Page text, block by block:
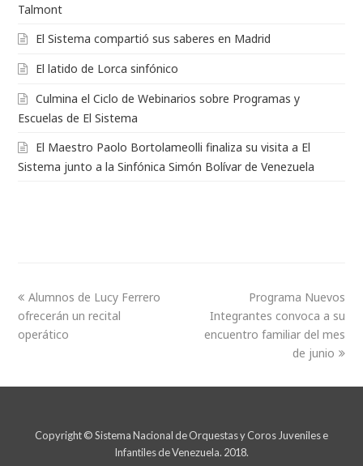
Talmont
El Sistema compartió sus saberes en Madrid
El latido de Lorca sinfónico
Culmina el Ciclo de Webinarios sobre Programas y
Escuelas de El Sistema
El Maestro Paolo Bortolameolli finaliza su visita a El
Sistema junto a la Sinfónica Simón Bolívar de Venezuela
Alumnos de Lucy Ferrero
ofrecerán un recital
operático
Programa Nuevos
Integrantes convoca a su
encuentro familiar del mes
de junio
Copyright © Sistema Nacional de Orquestas y Coros Juveniles e
Infantiles de Venezuela. 2018.